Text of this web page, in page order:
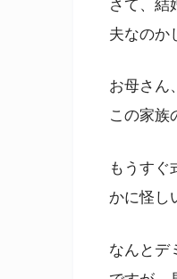
さて、結
夫なのか
お母さん
この家族
もうすぐ
かに怪し
なんとデ